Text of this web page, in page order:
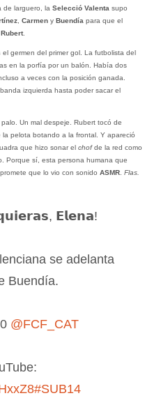
de larguero, la Selecció Valenta supo
, Carmeny Buendía para que el
Rubert.
el germen del primer gol. La futbolista del
en la porfía por un balón. Había dos
a veces con la posición ganada.
izquierda hasta poder sacar el
Un mal despeje. Rubert tocó de
pelota botando a la frontal. Y apareció
que hizo sonar el chofde la red como
Porque sí, esta persona humana que
que lo vio con sonido ASMR. Flas.
𝗘𝗹𝗲𝗻𝗮!
se adelanta
Buendía.
@FCF_CAT
#SUB14